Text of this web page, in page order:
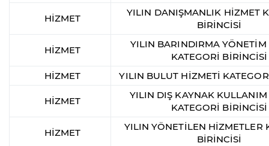
HİZMET
YILIN DANIŞMANLIK HİZMET
BİRİNCİSİ
HİZMET
YILIN BARINDIRMA
KATEGORİ BİRİNCİSİ
HİZMET
YILIN BULUT HİZMETİ
HİZMET
YILIN DIŞ KAYNAK
KATEGORİ BİRİNCİSİ
HİZMET
YILIN YÖNETİLEN HİZMETLER
BİRİNCİSİ